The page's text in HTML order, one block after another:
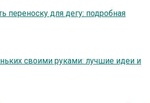
переноску для дегу: подробная
своими руками: лучшие идеи и